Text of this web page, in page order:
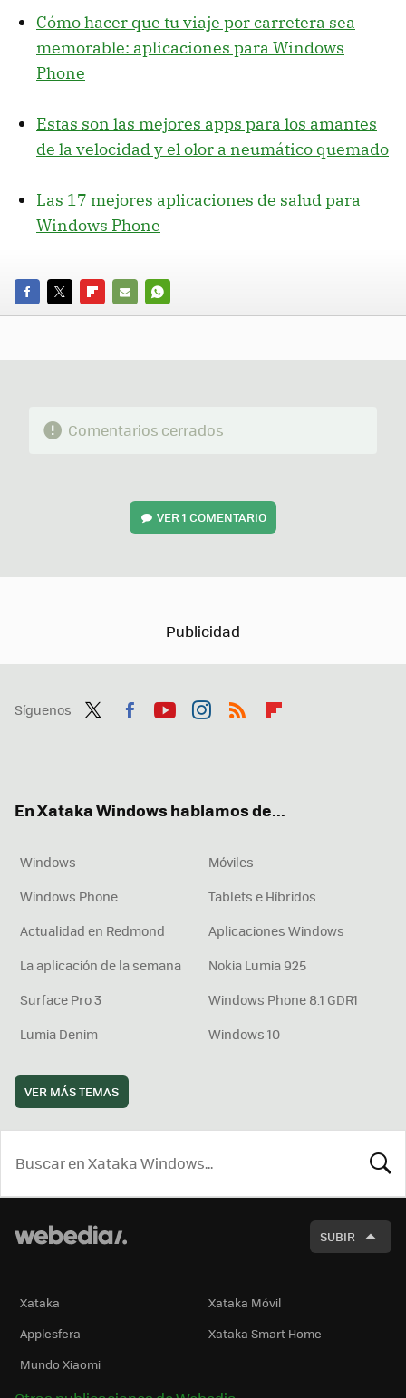
Cómo hacer que tu viaje por carretera sea
memorable: aplicaciones para Windows
Phone
Estas son las mejores apps para los amantes
de la velocidad y el olor a neumático quemado
Las 17 mejores aplicaciones de salud para
Windows Phone
FACEBOOK
TWITTERFLIPBOARD
E-
WHATSAPP
Comentarios cerrados
VER1 COMENTARIO
Síguenos
En Xataka Windows hablamos de...
Windows
Móviles
Windows Phone
Tablets e Híbridos
Actualidad en Redmond
Aplicaciones Windows
La aplicación de la semana
Nokia Lumia 925
Surface Pro 3
Windows Phone 8.1 GDR1
Lumia Denim
Windows 10
VER MÁS TEMAS
SUBIR
Xataka
Xataka Móvil
Applesfera
Xataka Smart Home
Mundo Xiaomi